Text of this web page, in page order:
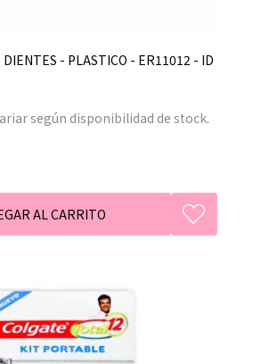
DIENTES - PLASTICO - ER11012 - ID
según disponibilidad de stock.